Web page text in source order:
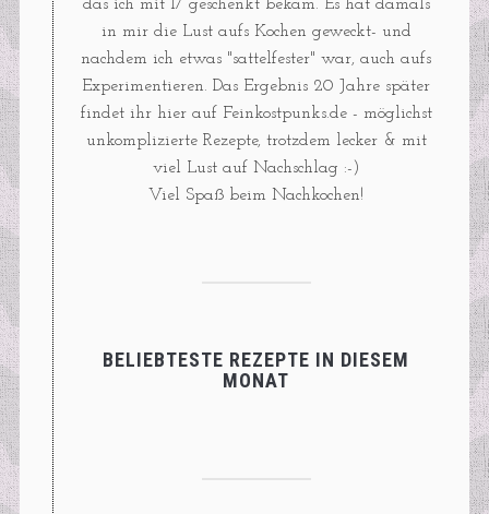
das ich mit 17 geschenkt bekam. Es hat damals
in mir die Lust aufs Kochen geweckt- und
nachdem ich etwas "sattelfester" war, auch aufs
Experimentieren. Das Ergebnis 20 Jahre später
findet ihr hier auf Feinkostpunks.de - möglichst
unkomplizierte Rezepte, trotzdem lecker & mit
viel Lust auf Nachschlag :-)
Viel Spaß beim Nachkochen!
BELIEBTESTE REZEPTE IN DIESEM
MONAT